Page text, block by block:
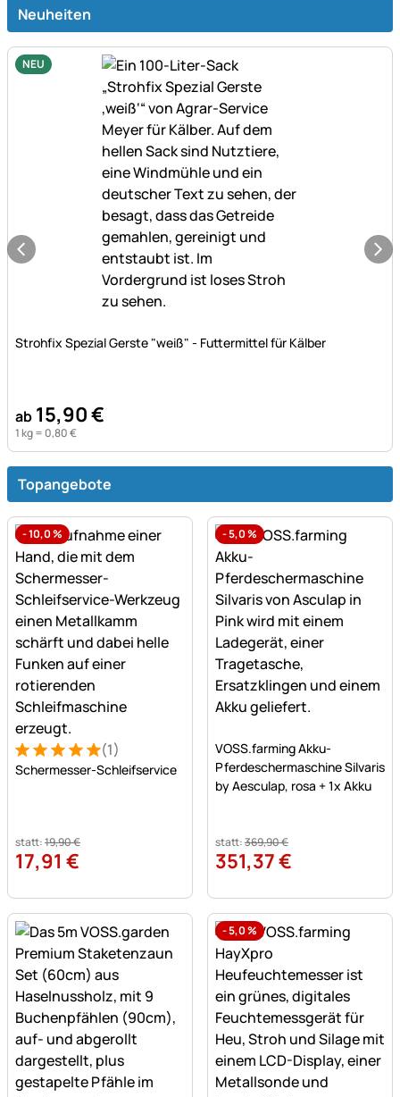
Neuheiten
NEU
Strohfix Spezial Gerste "weiß" - Futtermittel für Kälber
ab 15,90€
1 kg = 0,80€
Topangebote
-10,0%
Bewertung: 5 von 5 (1 Bewertungen)
1 Bewertung (1)
Schermesser-Schleifservice
statt:19,90€
17,91 €
-5,0%
VOSS.farming Akku-
Pferdeschermaschine Silvaris
by Aesculap, rosa + 1x Akku
statt:369,90€
351,37€
-5,0%